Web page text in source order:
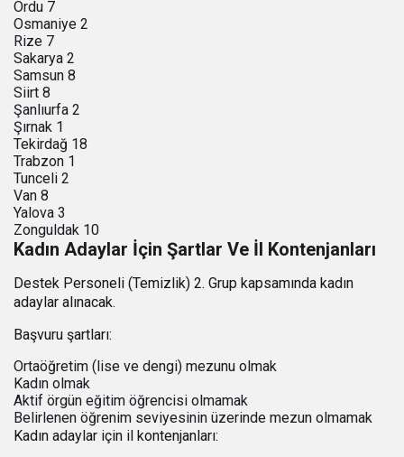
Ordu 7
Osmaniye 2
Rize 7
Sakarya 2
Samsun 8
Siirt 8
Şanlıurfa 2
Şırnak 1
Tekirdağ 18
Trabzon 1
Tunceli 2
Van 8
Yalova 3
Zonguldak 10
Kadın Adaylar İçin Şartlar Ve İl Kontenjanları
Destek Personeli (Temizlik) 2. Grup kapsamında kadın
adaylar alınacak.
Başvuru şartları:
Ortaöğretim (lise ve dengi) mezunu olmak
Kadın olmak
Aktif örgün eğitim öğrencisi olmamak
Belirlenen öğrenim seviyesinin üzerinde mezun olmamak
Kadın adaylar için il kontenjanları: